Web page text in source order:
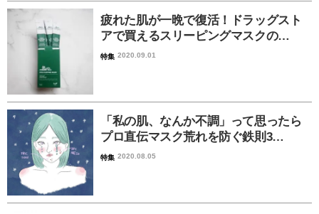
疲れた肌が一晩で復活！ドラッグスト
アで買えるスリーピングマスクの…
特集 2020.09.01
「私の肌、なんか不調」って思ったら
プロ直伝マスク荒れを防ぐ鉄則3…
特集 2020.08.05